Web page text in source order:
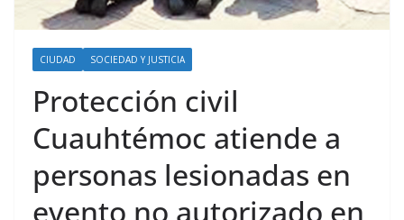
CIUDAD SOCIEDAD Y JUSTICIA
Protección civil
Cuauhtémoc atiende a
personas lesionadas en
evento no autorizado en